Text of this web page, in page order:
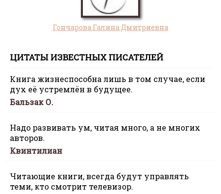
Гончарова Галина Дмитриевна
ЦИТАТЫ ИЗВЕСТНЫХ ПИСАТЕЛЕЙ
Книга жизнеспособна лишь в том случае, если
дух её устремлён в будущее.
Бальзак О.
Надо развивать ум, читая много, а не многих
авторов.
Квинтилиан
Читающие книги, всегда будут управлять
теми, кто смотрит телевизор.